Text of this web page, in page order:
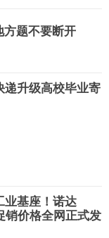
方题不要断开
递升级高校毕业寄
基座！诺达
销价格全网正式发